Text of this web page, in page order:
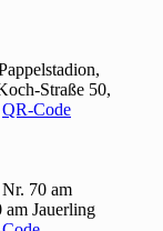
Straße 50,
QR-Code
70 am
Jauerling